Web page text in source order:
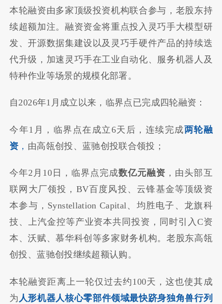
本轮融资由多家顶级投资机构联合参与，老股东持
续超额加注。融资资金将重点投入灵巧手大模型研
发、开源数据集建设以及灵巧手硬件产品的持续迭
代升级，加速灵巧手在工业自动化、服务机器人及
特种作业等场景的规模化部署。
自2026年1月成立以来，临界点已完成四轮融资：
今年1月，临界点在成立6天后，连续完成两轮融
资 ， 由高瓴创投、蓝驰创投联合领投；
今年2月10日， 临界点完成数亿元融资 ， 由头部互
联网大厂领投，BV百度风投、云锋基金等顶级资
本参与，Synstellation Capital、均胜电子、龙旗科
技、上汽金控等产业资本共同投资，同时引入C资
本、沃赋、慕华科创等多家财务机构。老股东高瓴
创投、蓝驰创投继续超额认购。
本轮融资距离上一轮仅过去约100天，这也使其成
为 人形机器人核心零部件领域最快跻身独角兽行列